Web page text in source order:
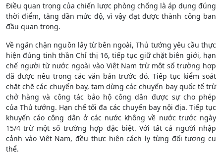
Điều quan trọng của chiến lược phòng chống là áp dụng đúng
thời điểm, tăng dần mức độ, vì vậy đạt được thành công ban
đầu quan trọng.
Về ngăn chặn nguồn lây từ bên ngoài, Thủ tướng yêu cầu thực
hiện đúng tinh thần Chỉ thị 16, tiếp tục giữ chặt biên giới, hạn
chế người từ nước ngoài vào Việt Nam trừ một số trường hợp
đã được nêu trong các văn bản trước đó. Tiếp tục kiểm soát
chặt chẽ các chuyến bay, tạm dừng các chuyến bay quốc tế trừ
chở hàng và công tác bảo hộ công dân được sự cho phép
của Thủ tướng. Hạn chế tối đa các chuyến bay nội địa. Tiếp tục
khuyến cáo công dân ở các nước không về nước trước ngày
15/4 trừ một số trường hợp đặc biệt. Với tất cả người nhập
cảnh vào Việt Nam, đều thực hiện cách ly từng đối tượng cụ
thể.